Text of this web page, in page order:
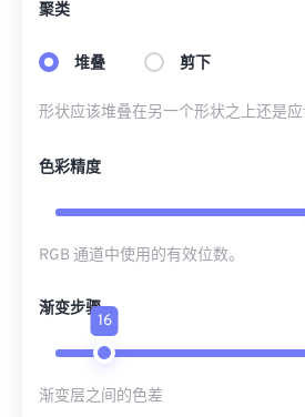
聚类
堆叠 剪下
形状应该堆叠在另一个形状之上还是应
色彩精度
RGB 通道中使用的有效位数。
渐变步骤
16
渐变层之间的色差